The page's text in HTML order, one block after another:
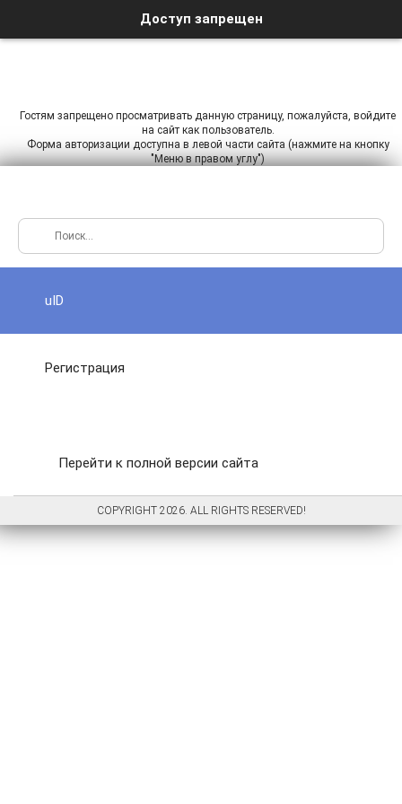
Доступ запрещен
Гостям запрещено просматривать данную страницу, пожалуйста, войдите
на сайт как пользователь.
Форма авторизации доступна в левой части сайта (нажмите на кнопку
"Меню в правом углу")
uID
Регистрация
Перейти к полной версии сайта
COPYRIGHT 2026. ALL RIGHTS RESERVED!